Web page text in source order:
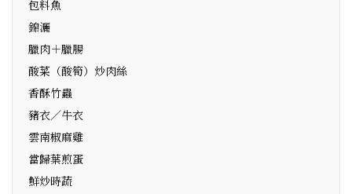
包料魚
錦灑
臘肉＋臘腸
酸菜（酸筍）炒肉絲
香酥竹蟲
豬衣／牛衣
雲南椒麻雞
當歸葉煎蛋
鮮炒時蔬